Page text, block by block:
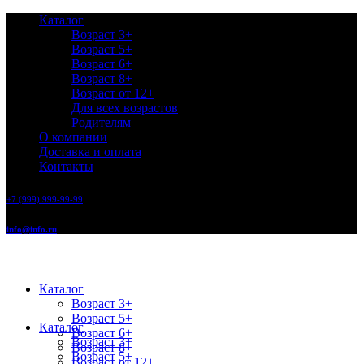
Каталог
Возраст 3+
Возраст 5+
Возраст 6+
Возраст 8+
Возраст от 12+
Для всех возрастов
Родителям
О компании
Доставка и оплата
Контакты
+7 (999) 999-99-99
info@info.ru
Каталог
Возраст 3+
Возраст 5+
Возраст 6+
Возраст 8+
Каталог
Возраст 3+
Возраст 5+